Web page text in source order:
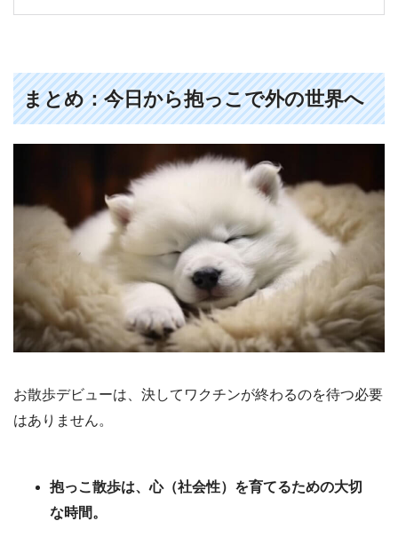
まとめ：今日から抱っこで外の世界へ
お散歩デビューは、決してワクチンが終わるのを待つ必要
はありません。
抱っこ散歩は、心（社会性）を育てるための大切
な時間。